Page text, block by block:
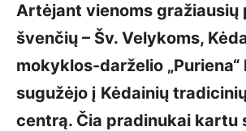
Artėjant vienoms gražiausių
švenčių – Šv. Velykoms,
mokyklos-darželio
sugužėjo į Kėdainių
centrą. Čia pradinukai kartu